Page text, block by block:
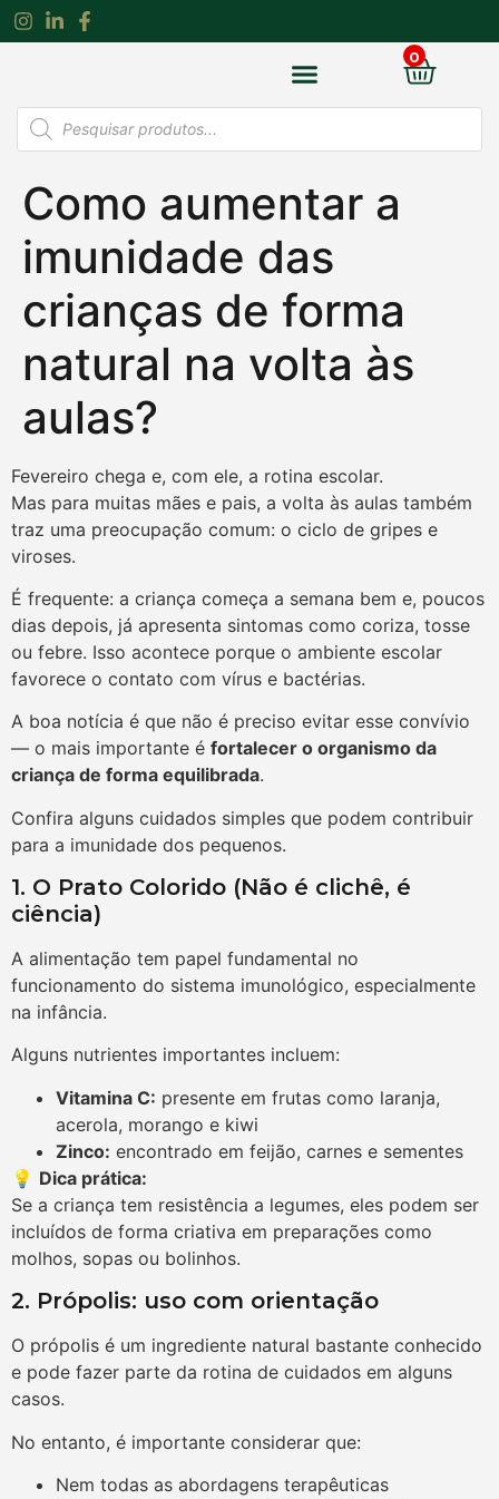
0
Como aumentar a
imunidade das
crianças de forma
natural na volta às
aulas?
Fevereiro chega e, com ele, a rotina escolar.
Mas para muitas mães e pais, a volta às aulas também
traz uma preocupação comum: o ciclo de gripes e
viroses.
É frequente: a criança começa a semana bem e, poucos
dias depois, já apresenta sintomas como coriza, tosse
ou febre. Isso acontece porque o ambiente escolar
favorece o contato com vírus e bactérias.
A boa notícia é que não é preciso evitar esse convívio
— o mais importante é fortalecer o organismo da
criança de forma equilibrada.
Confira alguns cuidados simples que podem contribuir
para a imunidade dos pequenos.
1. O Prato Colorido (Não é clichê, é
ciência)
A alimentação tem papel fundamental no
funcionamento do sistema imunológico, especialmente
na infância.
Alguns nutrientes importantes incluem:
Vitamina C: presente em frutas como laranja,
acerola, morango e kiwi
Zinco: encontrado em feijão, carnes e sementes
💡 Dica prática:
Se a criança tem resistência a legumes, eles podem ser
incluídos de forma criativa em preparações como
molhos, sopas ou bolinhos.
2. Própolis: uso com orientação
O própolis é um ingrediente natural bastante conhecido
e pode fazer parte da rotina de cuidados em alguns
casos.
No entanto, é importante considerar que:
Nem todas as abordagens terapêuticas